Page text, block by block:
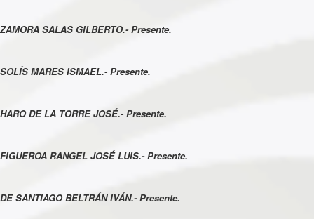
ZAMORA SALAS GILBERTO.- Presente.
SOLÍS MARES ISMAEL.- Presente.
HARO DE LA TORRE JOSÉ.- Presente.
FIGUEROA RANGEL JOSÉ LUIS.- Presente.
DE SANTIAGO BELTRÁN IVÁN.- Presente.